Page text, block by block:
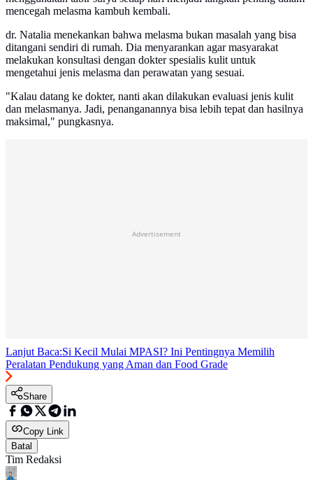
mencegah melasma kambuh kembali.
dr. Natalia menekankan bahwa melasma bukan masalah yang bisa
ditangani sendiri di rumah. Dia menyarankan agar masyarakat
melakukan konsultasi dengan dokter spesialis kulit untuk
mengetahui jenis melasma dan perawatan yang sesuai.
"Kalau datang ke dokter, nanti akan dilakukan evaluasi jenis kulit
dan melasmanya. Jadi, penanganannya bisa lebih tepat dan hasilnya
maksimal," pungkasnya.
Advertisement
Lanjut Baca:Si Kecil Mulai MPASI? Ini Pentingnya Memilih
Peralatan Pendukung yang Aman dan Food Grade
Share
Copy Link
Batal
Tim Redaksi